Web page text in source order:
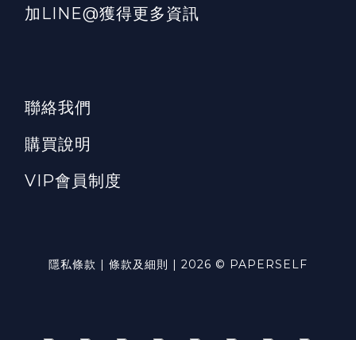
加LINE@獲得更多資訊
聯絡我們
購買說明
VIP會員制度
隱私條款 | 條款及細則 | 2026 © PAPERSELF